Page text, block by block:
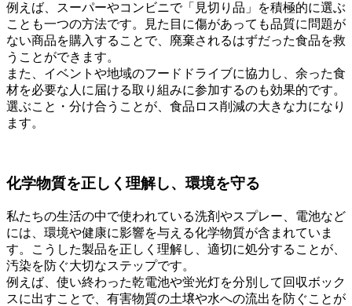
例えば、スーパーやコンビニで「見切り品」を積極的に選ぶ
ことも一つの方法です。見た目に傷があっても品質に問題が
ない商品を購入することで、廃棄されるはずだった食品を救
うことができます。
また、イベントや地域のフードドライブに協力し、余った食
材を必要な人に届ける取り組みに参加するのも効果的です。
選ぶこと・分け合うことが、食品ロス削減の大きな力になり
ます。
化学物質を正しく理解し、環境を守る
私たちの生活の中で使われている洗剤やスプレー、電池など
には、環境や健康に影響を与える化学物質が含まれていま
す。こうした製品を正しく理解し、適切に処分することが、
汚染を防ぐ大切なステップです。
例えば、使い終わった乾電池や蛍光灯を分別して回収ボック
スに出すことで、有害物質の土壌や水への流出を防ぐことが